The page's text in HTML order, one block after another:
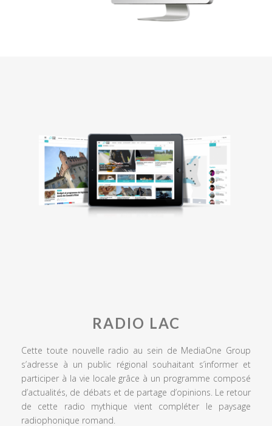
RADIO LAC
Cette toute nouvelle radio au sein de MediaOne Group
s’adresse à un public régional souhaitant s’informer et
participer à la vie locale grâce à un programme composé
d’actualités, de débats et de partage d’opinions. Le retour
de cette radio mythique vient compléter le paysage
radiophonique romand.